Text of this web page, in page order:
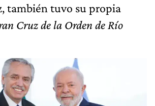
también tuvo su propia
Cruz de la Orden de Río